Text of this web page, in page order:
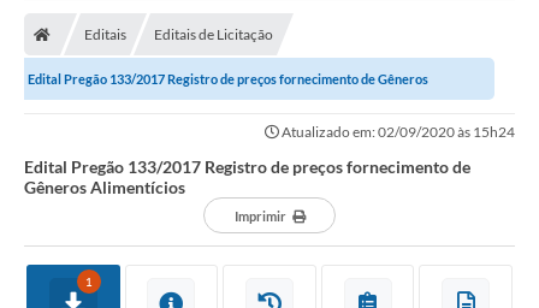
Editais Editais de Licitação
Edital Pregão 133/2017 Registro de preços fornecimento de Gêneros
Atualizado em: 02/09/2020 às 15h24
Edital Pregão 133/2017 Registro de preços fornecimento de
Gêneros Alimentícios
Imprimir
1